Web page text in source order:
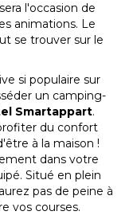
l'occasion de
animations. Le
se trouver sur le
si populaire sur
un camping-
Smartappart.
du confort
à la maison !
dans votre
Situé en plein
pas de peine à
vos courses.